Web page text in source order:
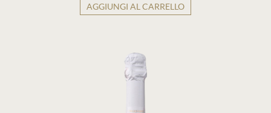
AGGIUNGI AL CARRELLO